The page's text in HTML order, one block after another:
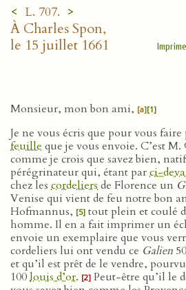
< L. 707. >
À Charles Spon,
le 15 juillet 1661
Monsieur, mon bon ami, [a][1]
Je ne vous écris que pour vous
feuille que je vous envoie. C’est
comme je crois que savez bien,
pérégrinateur qui, étant parci-
chez les cordeliersde Florence un
Venise qui vient de feu notre bon
Hofmannus, [5] tout plein et coulé
homme. Il en a fait imprimer un
envoie un exemplaire que vous
cordeliers lui ont vendu ce Galien 50
et qu’il est prêt de le vendre,
100louis d’or. [2] Peut-être qu’il le